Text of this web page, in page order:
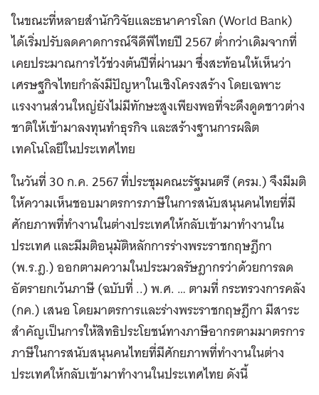
ในขณะที่หลายสำนักวิจัยและธนาคารโลก (World Bank)
ได้เริ่มปรับลดคาดการณ์จีดีพีไทยปี 2567 ต่ำกว่าเดิมจากที่
เคยประมาณการไว้ช่วงต้นปีที่ผ่านมา ซึ่งสะท้อนให้เห็นว่า
เศรษฐกิจไทยกำลังมีปัญหาในเชิงโครงสร้าง โดยเฉพาะ
แรงงานส่วนใหญ่ยังไม่มีทักษะสูงเพียงพอที่จะดึงดูดชาวต่าง
ชาติให้เข้ามาลงทุนทำธุรกิจ และสร้างฐานการผลิต
เทคโนโลยีในประเทศไทย
ในวันที่ 30 ก.ค. 2567 ที่ประชุมคณะรัฐมนตรี (ครม.) จึงมีมติ
ให้ความเห็นชอบมาตรการภาษีในการสนับสนุนคนไทยที่มี
ศักยภาพที่ทำงานในต่างประเทศให้กลับเข้ามาทำงานใน
ประเทศ และมีมติอนุมัติหลักการร่างพระราชกฤษฎีกา
(พ.ร.ฎ.)​ ออกตามความในประมวลรัษฎากรว่าด้วยการลด
อัตรายกเว้นภาษี (ฉบับที่ ..) พ.ศ. … ตามที่ กระทรวงการคลัง
(กค.) เสนอ โดยมาตรการและร่างพระราชกฤษฎีกา มีสาระ
สำคัญเป็นการให้สิทธิประโยชน์ทางภาษีอากรตามมาตรการ
ภาษีในการสนับสนุนคนไทยที่มีศักยภาพที่ทำงานในต่าง
ประเทศให้กลับเข้ามาทำงานในประเทศไทย ดังนี้